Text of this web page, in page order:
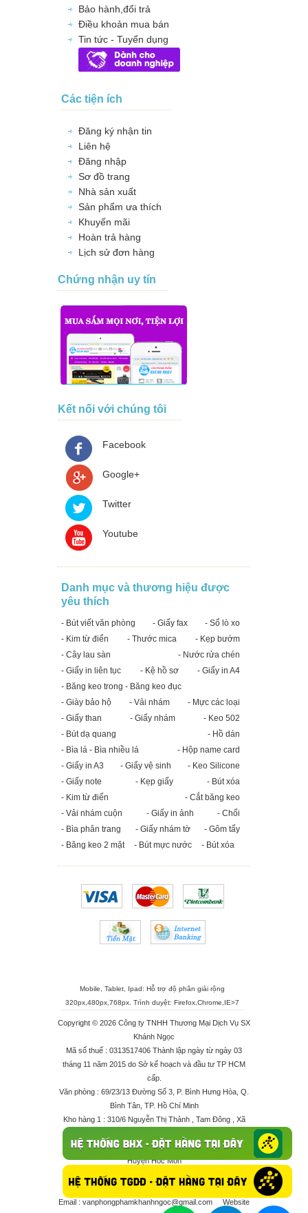
Bảo hành,đổi trả
Điều khoản mua bán
Tin tức - Tuyển dụng
Các tiện ích
Đăng ký nhận tin
Liên hệ
Đăng nhập
Sơ đồ trang
Nhà sản xuất
Sản phẩm ưa thích
Khuyến mãi
Hoàn trả hàng
Lịch sử đơn hàng
Chứng nhận uy tín
Kết nối với chúng tôi
Facebook
Google+
Twitter
Youtube
Danh mục và thương hiệu được
yêu thích
- Bút viết văn phòng - Giấy fax
- Sổ lò xo
- Kim từ điển
- Thước mica
- Kẹp bướm
- Cây lau sàn
- Nước rửa chén
- Giấy in liên tục
- Kệ hồ sơ
- Giấy in A4
- Băng keo trong - Băng keo đục
- Giày bảo hộ
- Vải nhám
- Mực các loại
- Giấy than
- Giấy nhám
- Keo 502
- Bút dạ quang
- Hồ dán
- Bìa lá - Bìa nhiều lá
- Hộp name card
- Giấy in A3
- Giấy vệ sinh
- Keo Silicone
- Giấy note
- Kẹp giấy
- Bút xóa
- Kim từ điển
- Cắt băng keo
- Vải nhám cuộn
- Giấy in ảnh
- Chổi
- Bìa phân trang
- Giấy nhám tờ
- Gôm tẩy
- Băng keo 2 mặt
- Bút mực nước - Bút xóa
Mobile, Tablet, Ipad: Hỗ trợ độ phân giải rộng
320px,480px,768px. Trình duyệt: Firefox,Chrome,IE>7
Copyright © 2026 Công ty TNHH Thương Mại Dịch Vụ SX
Khánh Ngọc
Mã số thuế : 0313517406 Thành lập ngày từ ngày 03
tháng 11 năm 2015 do Sở kế hoạch và đầu tư TP HCM
cấp.
Văn phòng : 69/23/13 Đường Số 3, P. Bình Hưng Hòa, Q.
Bình Tân, TP. Hồ Chí Minh
Kho hàng 1 : 310/6 Nguyễn Thị Thảnh , Tam Đông , Xã
Kho hàng 2 : 68/2X Ấp Đông 1 , Xã Thới Tam Thôn ,
Huyện Hóc Môn
Điện thoại : 028 625 66506 - 0909 682 189 - 082 7158
413 - 096 298 10 17 - 0961 208 617
Email : vanphongphamkhanhngoc@gmail.com
Website